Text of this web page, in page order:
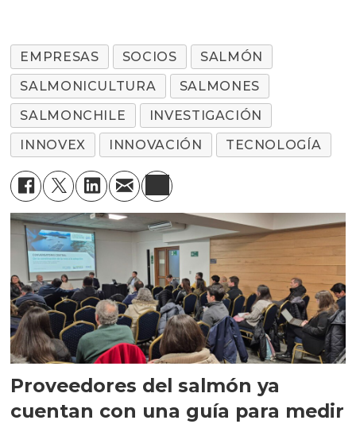
EMPRESAS SOCIOS
SALMÓN
SALMONICULTURA
SALMONES
SALMONCHILE
INVESTIGACIÓN
INNOVEX
INNOVACIÓN TECNOLOGÍA
Proveedores del salmón ya
cuentan con una guía para medir